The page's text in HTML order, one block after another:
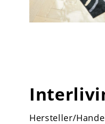
Hersteller/